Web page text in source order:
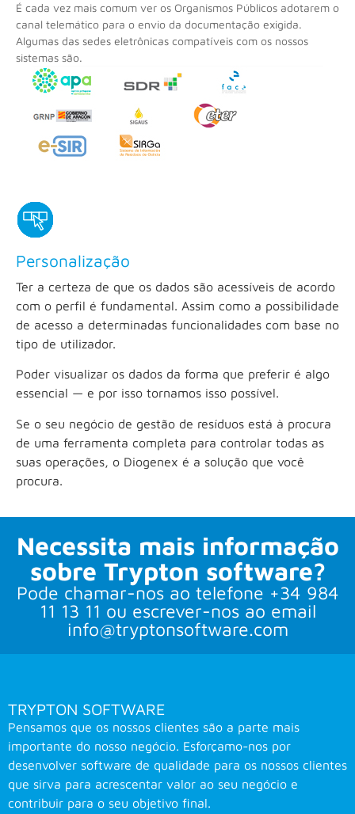
É cada vez mais comum ver os Organismos Públicos adotarem o
canal telemático para o envio da documentação exigida.
Algumas das sedes eletrônicas compatíveis com os nossos
sistemas são.
Personalização
Ter a certeza de que os dados são acessíveis de acordo
com o perfil é fundamental. Assim como a possibilidade
de acesso a determinadas funcionalidades com base no
tipo de utilizador.
Poder visualizar os dados da forma que preferir é algo
essencial — e por isso tornamos isso possível.
Se o seu negócio de gestão de resíduos está à procura
de uma ferramenta completa para controlar todas as
suas operações, o Diogenex é a solução que você
procura.
Necessita mais informação
sobre Trypton software?
Pode chamar-nos ao telefone +34 984
11 13 11 ou escrever-nos ao email
info@tryptonsoftware.com
TRYPTON SOFTWARE
Pensamos que os nossos clientes são a parte mais
importante do nosso negócio. Esforçamo-nos por
desenvolver software de qualidade para os nossos clientes
que sirva para acrescentar valor ao seu negócio e
contribuir para o seu objetivo final.